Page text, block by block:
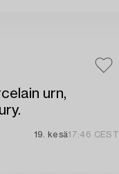
urn,
19. kesä17:46 CEST